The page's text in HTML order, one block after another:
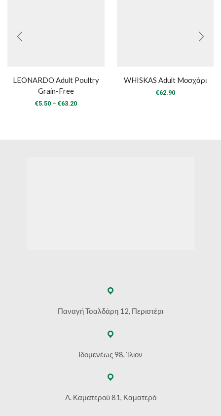
LEONARDO Adult Poultry
Grain-Free
€5.50 – €63.20Price
WHISKAS Adult Mοσχάρι
€62.90
Παναγή Τσαλδάρη 12, Περιστέρι
Ιδομενέως 98, Ίλιον
Λ. Καματερού 81, Καματερό